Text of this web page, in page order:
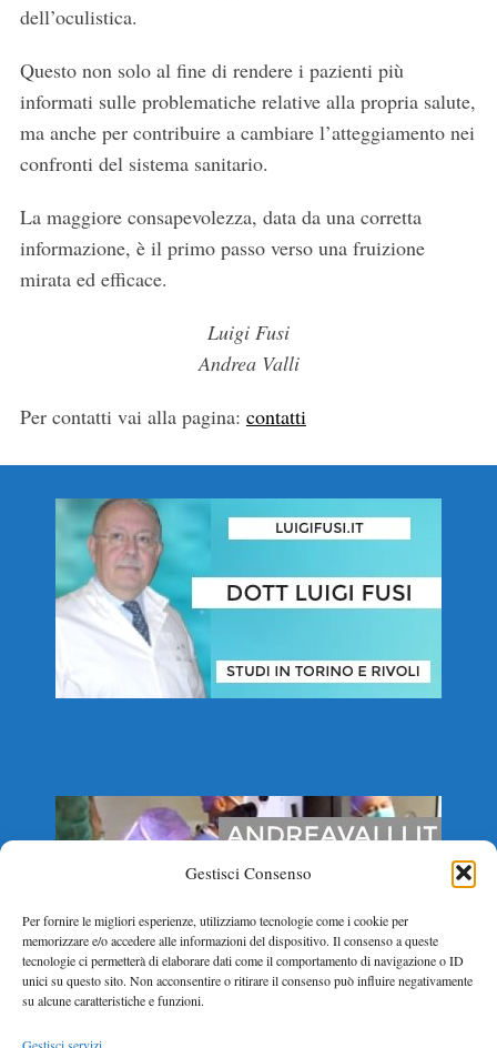
Gestisci Consenso
Per fornire le migliori esperienze, utilizziamo tecnologie come i cookie per
memorizzare e/o accedere alle informazioni del dispositivo. Il consenso a queste
tecnologie ci permetterà di elaborare dati come il comportamento di navigazione o ID
unici su questo sito. Non acconsentire o ritirare il consenso può influire negativamente
su alcune caratteristiche e funzioni.
dell’oculistica.
Questo non solo al fine di rendere i pazienti più
informati sulle problematiche relative alla propria salute,
ma anche per contribuire a cambiare l’atteggiamento nei
confronti del sistema sanitario.
La maggiore consapevolezza, data da una corretta
informazione, è il primo passo verso una fruizione
mirata ed efficace.
Luigi Fusi
Andrea Valli
Per contatti vai alla pagina: contatti